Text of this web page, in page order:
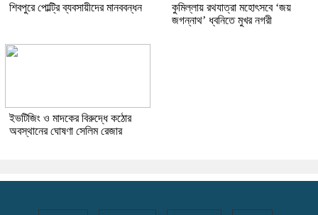
শিবপুরে পোল্ট্রি ব্যবসায়ীদের মানববন্ধন
কুমিল্লায় রথযাত্রা মহোৎসবে ‘জয়
জগন্নাথ’ ধ্বনিতে মুখর নগরী
ইভটিজিং ও মাদকের বিরুদ্ধে কঠোর
অবস্থানের ঘোষণা সেলিম রেজার